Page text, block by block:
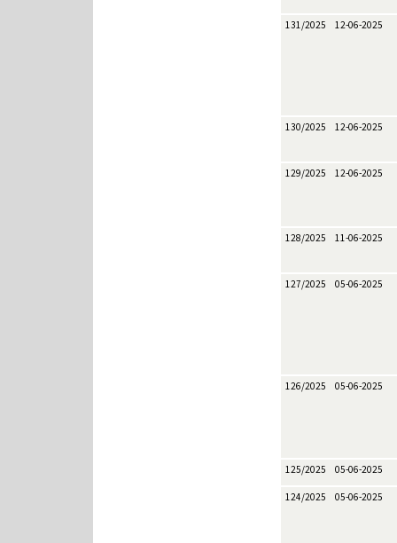
131/2025 12-06-2025
130/2025 12-06-2025
129/2025 12-06-2025
128/2025 11-06-2025
127/2025 05-06-2025
126/2025 05-06-2025
125/2025 05-06-2025
124/2025 05-06-2025